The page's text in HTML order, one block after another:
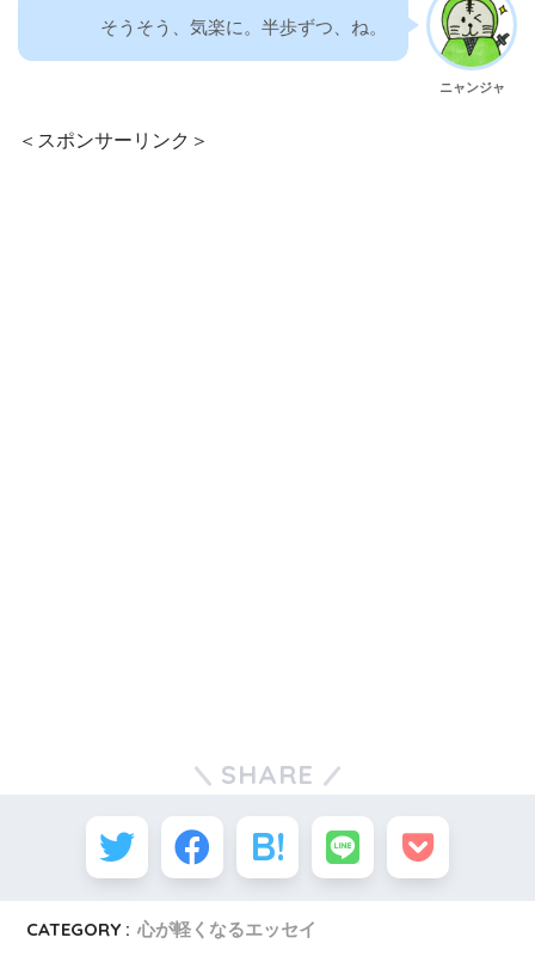
ニャンジャ
そうそう、気楽に。半歩ずつ、ね。
＜スポンサーリンク＞
SHARE
CATEGORY : 心が軽くなるエッセイ